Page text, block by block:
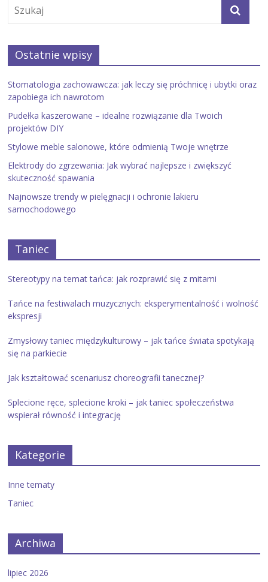
Ostatnie wpisy
Stomatologia zachowawcza: jak leczy się próchnicę i ubytki oraz
zapobiega ich nawrotom
Pudełka kaszerowane – idealne rozwiązanie dla Twoich
projektów DIY
Stylowe meble salonowe, które odmienią Twoje wnętrze
Elektrody do zgrzewania: Jak wybrać najlepsze i zwiększyć
skuteczność spawania
Najnowsze trendy w pielęgnacji i ochronie lakieru
samochodowego
Taniec
Stereotypy na temat tańca: jak rozprawić się z mitami
Tańce na festiwalach muzycznych: eksperymentalność i wolność
ekspresji
Zmysłowy taniec międzykulturowy – jak tańce świata spotykają
się na parkiecie
Jak kształtować scenariusz choreografii tanecznej?
Splecione ręce, splecione kroki – jak taniec społeczeństwa
wspierał równość i integrację
Kategorie
Inne tematy
Taniec
Archiwa
lipiec 2026